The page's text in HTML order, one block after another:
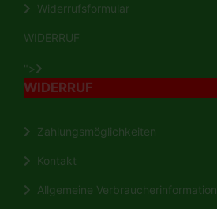
Widerrufsformular
WIDERRUF
">
WIDERRUF
Zahlungsmöglichkeiten
Kontakt
Allgemeine Verbraucherinformation